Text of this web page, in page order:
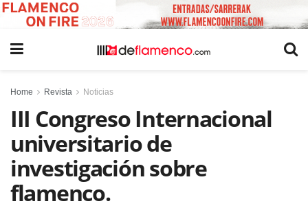
Home Revista Noticias
III Congreso Internacional
universitario de
investigación sobre
flamenco.